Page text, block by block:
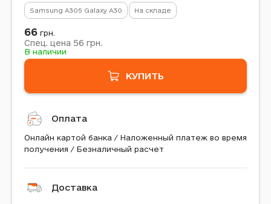
Samsung A305 Galaxy A30 На складе
66 грн.
Спец. цена 56 грн.
В наличии
КУПИТЬ
Оплата
Онлайн картой банка / Наложенный платеж во время
получения / Безналичный расчет
Доставка